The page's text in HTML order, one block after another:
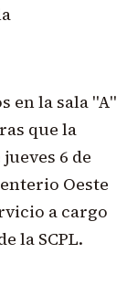
en la sala "A"
que la
6 de
Oeste
a cargo
la SCPL.